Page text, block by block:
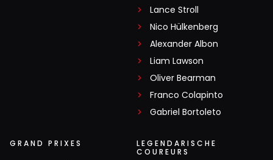
Lance Stroll
Nico Hülkenberg
Alexander Albon
Liam Lawson
Oliver Bearman
Franco Colapinto
Gabriel Bortoleto
GRAND PRIXES
LEGENDARISCHE
COUREURS